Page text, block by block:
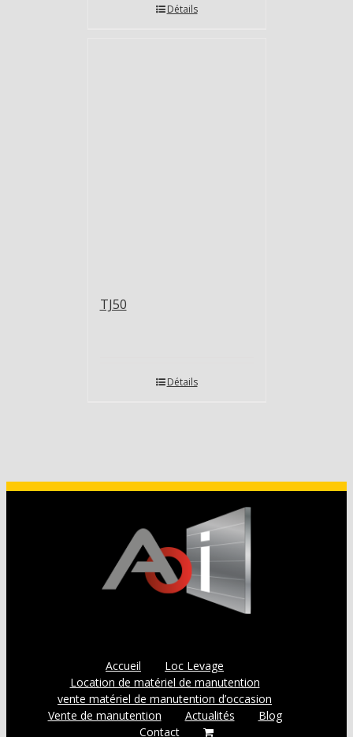
Détails
TJ50
Détails
Accueil
Loc Levage
Location de matériel de manutention
vente matériel de manutention d’occasion
Vente de manutention
Actualités
Blog
Contact